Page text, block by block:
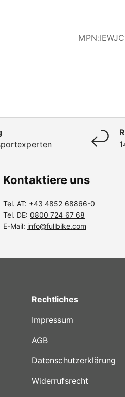
MPN:
Kontaktiere uns
Tel. AT: +43 4852 68866-0
Tel. DE: 0800 724 67 68
E-Mail: info@fullbike.com
Rechtliches
Impressum
AGB
Datenschutzerklärung
Widerrufsrecht